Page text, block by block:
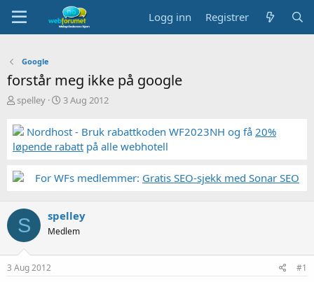
Logg inn Registrer
Google
forstår meg ikke på google
T
å
d
s
a
e
r
spelley
S
r
t
a
3 Aug 2012
Nordhost - Bruk rabattkoden WF2023NH og få 20%
løpende rabatt på alle webhotell
For WFs medlemmer: Gratis SEO-sjekk med Sonar SEO
S spelley
Medlem
3 Aug 2012 #1